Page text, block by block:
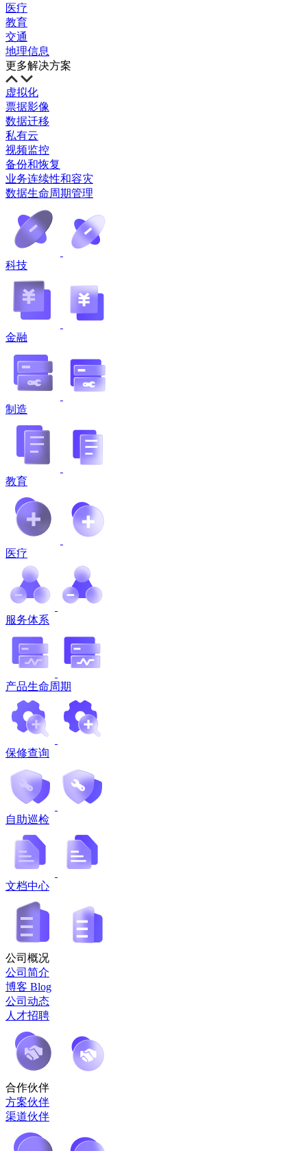
医疗
教育
交通
地理信息
更多解决方案
虚拟化
票据影像
数据迁移
私有云
视频监控
备份和恢复
业务连续性和容灾
数据生命周期管理
科技
金融
制造
教育
医疗
服务体系
产品生命周期
保修查询
自助巡检
文档中心
公司概况
公司简介
博客 Blog
公司动态
人才招聘
合作伙伴
方案伙伴
渠道伙伴